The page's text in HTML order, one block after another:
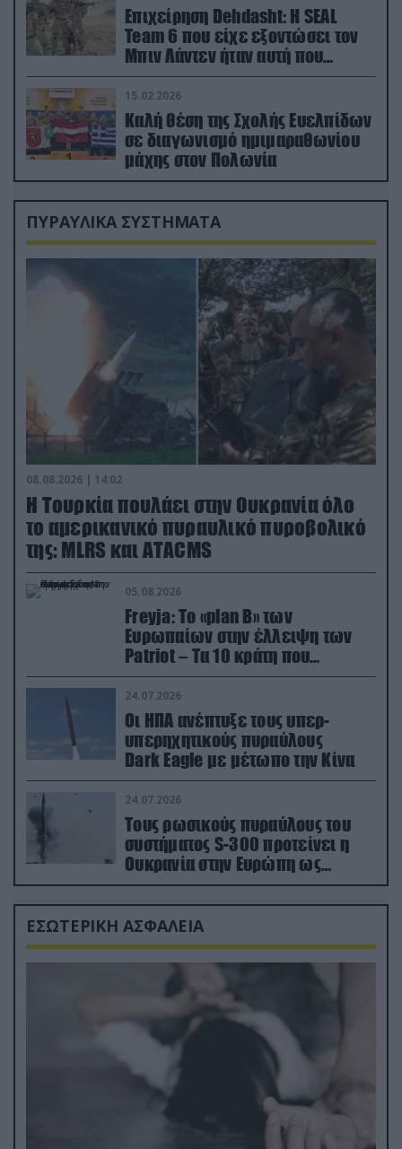
Επιχείρηση Dehdasht: Η SEAL
Team 6 που είχε εξοντώσει τον
Μπιν Λάντεν ήταν αυτή που
διέσωσε τον πιλότο του F-15
15.02.2026
Καλή θέση της Σχολής Ευελπίδων
σε διαγωνισμό ημιμαραθωνίου
μάχης στον Πολωνία
ΠΥΡΑΥΛΙΚΑ ΣΥΣΤΗΜΑΤΑ
08.08.2026 | 14:02
Η Τουρκία πουλάει στην Ουκρανία όλο
το αμερικανικό πυραυλικό πυροβολικό
της: MLRS και ΑΤΑCMS
05.08.2026
Freyja: Το «plan Β» των
Ευρωπαίων στην έλλειψη των
Patriot – Τα 10 κράτη που
συμμετέχουν στο δίκτυο
συνεργασίας
24.07.2026
Οι ΗΠΑ ανέπτυξε τους υπερ-
υπερηχητικούς πυραύλους
Dark Eagle με μέτωπο την Κίνα
24.07.2026
Τους ρωσικούς πυραύλους του
συστήματος S-300 προτείνει η
Ουκρανία στην Ευρώπη ως
αντιβαλλιστικό σύστημα
ΕΣΩΤΕΡΙΚΗ ΑΣΦΑΛΕΙΑ